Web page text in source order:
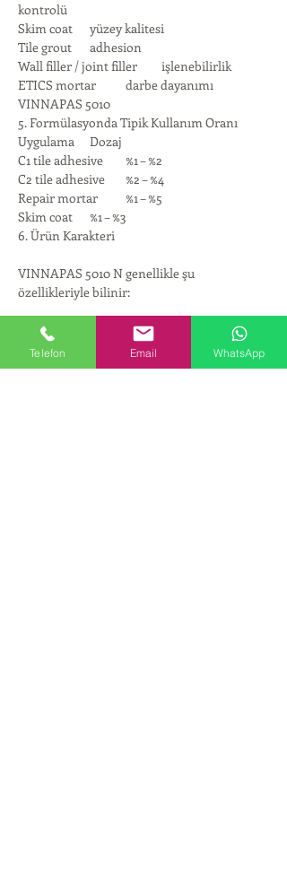
kontrolü
Skim coat	yüzey kalitesi
Tile grout	adhesion
Wall filler / joint filler	işlenebilirlik
ETICS mortar	darbe dayanımı
VINNAPAS 5010
5. Formülasyonda Tipik Kullanım Oranı
Uygulama	Dozaj
C1 tile adhesive	%1 – %2
C2 tile adhesive	%2 – %4
Repair mortar	%1 – %5
Skim coat	%1 – %3
6. Ürün Karakteri
VINNAPAS 5010 N genellikle şu
özellikleriyle bilinir:
General purpose RDP
Medium / high Tg polymer
Telefon Email WhatsApp